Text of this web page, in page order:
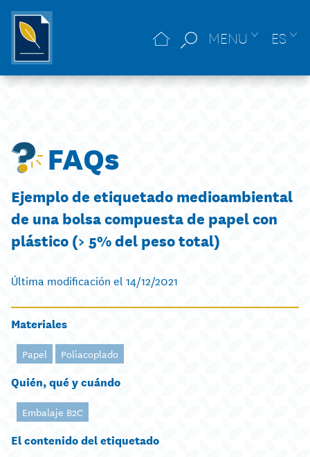
MENU ES
FAQs
Ejemplo de etiquetado medioambiental
de una bolsa compuesta de papel con
plástico (> 5% del peso total)
Última modificación el 14/12/2021
Materiales
Papel Poliacoplado
Quién, qué y cuándo
Embalaje B2C
El contenido del etiquetado